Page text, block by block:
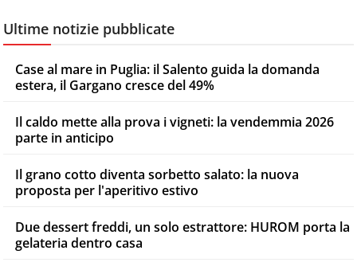
Ultime notizie pubblicate
Case al mare in Puglia: il Salento guida la domanda
estera, il Gargano cresce del 49%
Il caldo mette alla prova i vigneti: la vendemmia 2026
parte in anticipo
Il grano cotto diventa sorbetto salato: la nuova
proposta per l'aperitivo estivo
Due dessert freddi, un solo estrattore: HUROM porta la
gelateria dentro casa